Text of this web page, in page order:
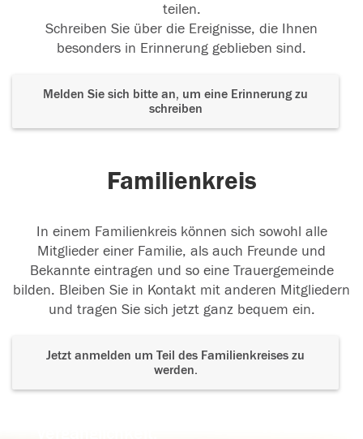
teilen.
Schreiben Sie über die Ereignisse, die Ihnen
besonders in Erinnerung geblieben sind.
Melden Sie sich bitte an, um eine Erinnerung zu
schreiben
Familienkreis
In einem Familienkreis können sich sowohl alle
Mitglieder einer Familie, als auch Freunde und
Bekannte eintragen und so eine Trauergemeinde
bilden. Bleiben Sie in Kontakt mit anderen Mitgliedern
und tragen Sie sich jetzt ganz bequem ein.
Jetzt anmelden um Teil des Familienkreises zu
werden.